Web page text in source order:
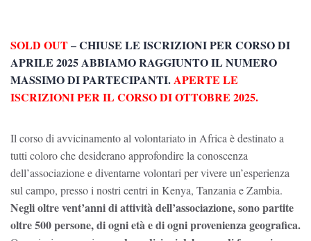
SOLD OUT–CHIUSE LE ISCRIZIONI PER CORSO DI
APRILE 2025 ABBIAMO RAGGIUNTO IL NUMERO
MASSIMO DI PARTECIPANTI.APERTE LE
ISCRIZIONI PER IL CORSO DI OTTOBRE 2025.
Il corso di avvicinamento al volontariato in Africa è destinato a
tutti coloro che desiderano approfondire la conoscenza
dell’associazione e diventarne volontari per vivere un’esperienza
sul campo, presso i nostri centri in Kenya, Tanzania e Zambia.
Negli oltre vent’anni di attività dell’associazione, sono partite
oltre 500 persone, di ogni età e di ogni provenienza geografica.